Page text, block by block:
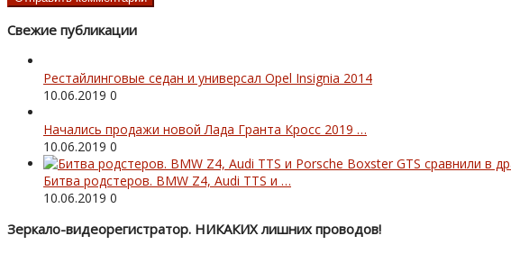
Свежие публикации
Рестайлинговые седан и универсал Opel Insignia 2014
10.06.2019 0
Начались продажи новой Лада Гранта Кросс 2019 …
10.06.2019 0
Битва родстеров. BMW Z4, Audi TTS и …
10.06.2019 0
Зеркало-видеорегистратор. НИКАКИХ лишних проводов!